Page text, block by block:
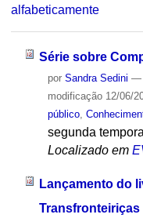
alfabeticamente
Série sobre
por Sandra Sedini —
modificação12/06/
público,
segunda
Localizado em
Lançamento do
Transfronteiriças